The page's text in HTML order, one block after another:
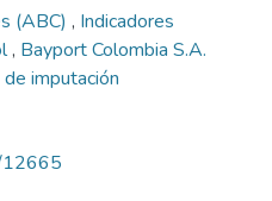
(ABC) , Indicadores
, Bayport Colombia S.A.
imputación
12665